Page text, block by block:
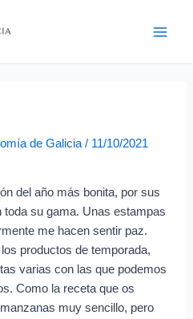
de Galicia/ 11/10/2021
del año más bonita, por sus
su gama. Unas estampas
me hacen sentir paz.
productos de temporada,
varias con las que podemos
Como la receta que os
muy sencillo, pero